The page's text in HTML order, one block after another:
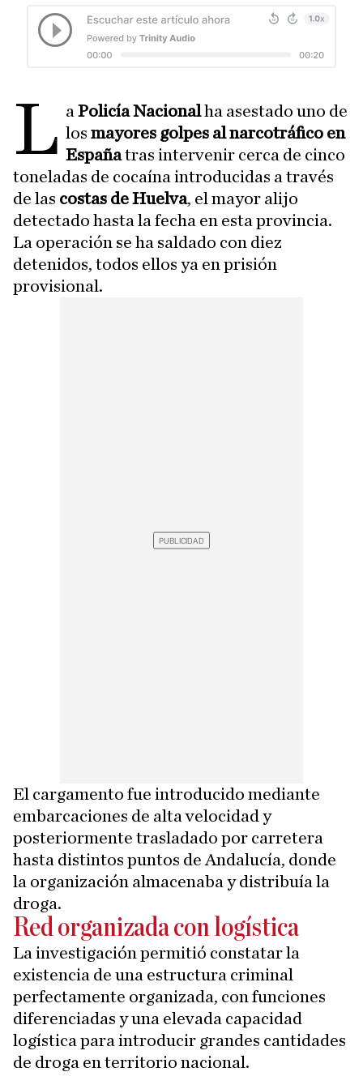
L aPolicía Nacionalha asestado uno de
los mayores golpes al narcotráfico en
Españatras intervenir cerca de cinco
toneladas de cocaína introducidas a través
de las costas de Huelva, el mayor alijo
detectado hasta la fecha en esta provincia.
La operación se ha saldado con diez
detenidos, todos ellos ya en prisión
provisional.
El cargamento fue introducido mediante
embarcaciones de alta velocidad y
posteriormente trasladado por carretera
hasta distintos puntos de Andalucía, donde
la organización almacenaba y distribuía la
droga.
Red organizada con logística
La investigación permitió constatar la
existencia de una estructura criminal
perfectamente organizada, con funciones
diferenciadas y una elevada capacidad
logística para introducir grandes cantidades
de droga en territorio nacional.